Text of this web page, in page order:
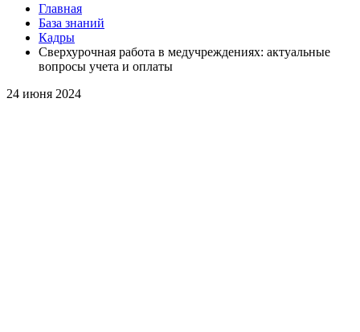
Главная
База знаний
Кадры
Сверхурочная работа в медучреждениях: актуальные
вопросы учета и оплаты
24 июня 2024